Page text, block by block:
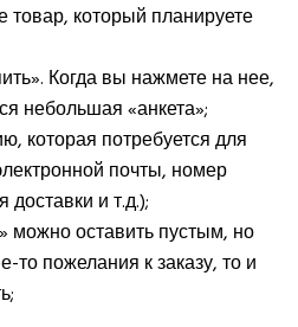
товар, который планируете
Когда вы нажмете на нее,
небольшая «анкета»;
которая потребуется для
почты, номер
и т.д.);
можно оставить пустым, но
то пожелания к заказу, то и